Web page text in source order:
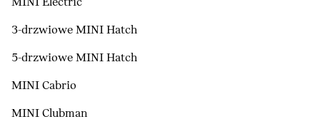
3-drzwiowe MINI Hatch
5-drzwiowe MINI Hatch
MINI Cabrio
MINI Clubman